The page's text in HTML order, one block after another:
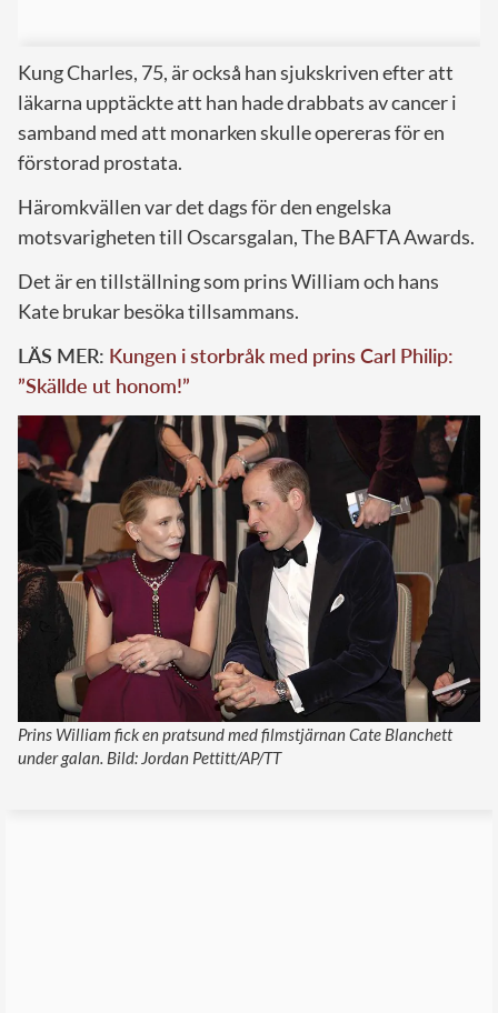
Kung Charles, 75, är också han sjukskriven efter att
läkarna upptäckte att han hade drabbats av cancer i
samband med att monarken skulle opereras för en
förstorad prostata.
Häromkvällen var det dags för den engelska
motsvarigheten till Oscarsgalan, The BAFTA Awards.
Det är en tillställning som prins William och hans
Kate brukar besöka tillsammans.
LÄS MER: Kungen i storbråk med prins Carl Philip:
”Skällde ut honom!”
Prins William fick en pratsund med filmstjärnan Cate Blanchett
under galan. Bild: Jordan Pettitt/AP/TT